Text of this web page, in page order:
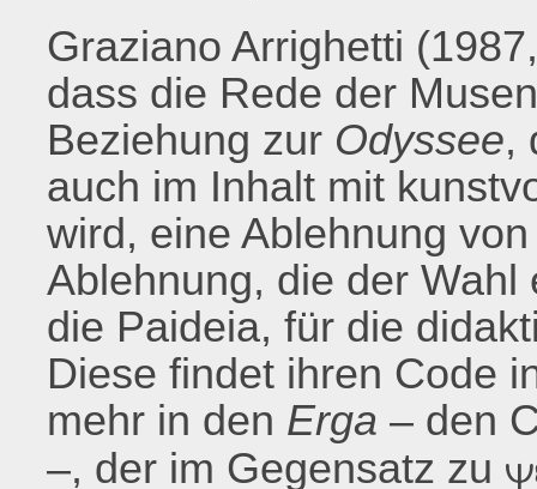
Graziano Arrighetti
dass die Rede der
Beziehung zur Odyssee,
auch im Inhalt mit
wird, eine Ablehnung
Ablehnung, die der
die Paideia, für die
Diese findet ihren Code
mehr in den Erga – den
–, der im Gegensatz zu